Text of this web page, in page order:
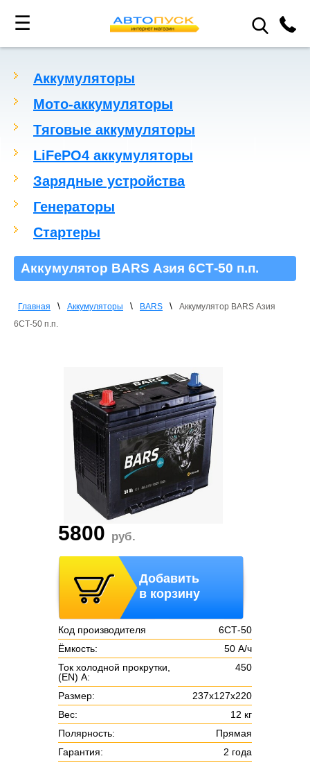
☰
Аккумуляторы
Мото-аккумуляторы
Тяговые аккумуляторы
LiFePO4 аккумуляторы
Зарядные устройства
Генераторы
Стартеры
Аккумулятор BARS Азия 6СТ-50 п.п.
Главная \ Аккумуляторы \ BARS \
Аккумулятор BARS Азия
6СТ-50 п.п.
5800 руб.
Добавить
в корзину
Код производителя
6СТ-50
Ёмкость:
50 А/ч
Ток холодной прокрутки,
(EN) А:
450
Размер:
237х127х220
Вес:
12 кг
Полярность:
Прямая
Гарантия:
2 года